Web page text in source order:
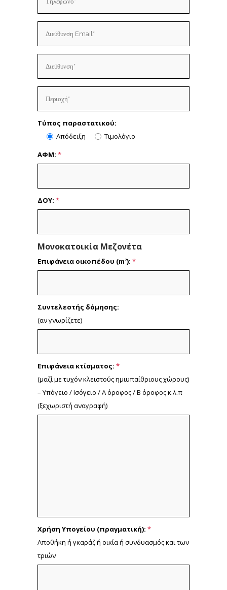
Τύπος παραστατικού:
Απόδειξη
Τιμολόγιο
ΑΦΜ: *
ΔΟΥ: *
Μονοκατοικία Μεζονέτα
Επιφάνεια οικοπέδου (m 2): *
Συντελεστής δόμησης:
(αν γνωρίζετε)
Επιφάνεια κτίσματος: *
(μαζί με τυχόν κλειστούς ημιυπαίθριους χώρους)
– Υπόγειο / Ισόγειο / Α όροφος / Β όροφος κ.λ.π
(ξεχωριστή αναγραφή)
Χρήση Υπογείου (πραγματική): *
Αποθήκη ή γκαράζ ή οικία ή συνδυασμός και των
τριών